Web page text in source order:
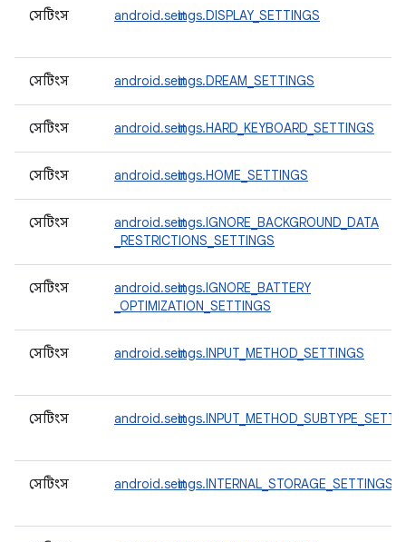
সেটিংস android.settings.DISPLAY_SETTINGS
সেটিংস android.settings.DREAM_SETTINGS
সেটিংস android.settings.HARD_KEYBOARD_SETTINGS
সেটিংস android.settings.HOME_SETTINGS
সেটিংস
android.settings.IGNORE_BACKGROUND_DATA
_RESTRICTIONS_SETTINGS
সেটিংস
android.settings.IGNORE_BATTERY
_OPTIMIZATION_SETTINGS
সেটিংস android.settings.INPUT_METHOD_SETTINGS
সেটিংস
সেটিংস android.settings.INTERNAL_STORAGE_SETTINGS